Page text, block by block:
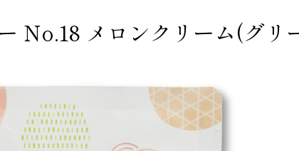
No.18 メロンクリーム(グリ